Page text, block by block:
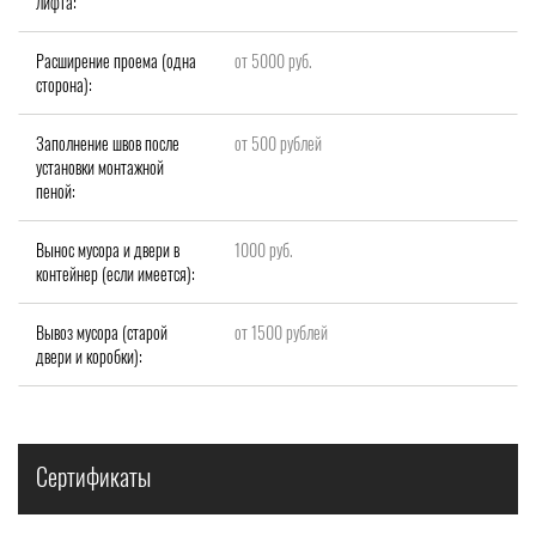
Расширение проема (одна
сторона):
от 5000 руб.
Заполнение швов после
установки монтажной
пеной:
от 500 рублей
Вынос мусора и двери в
контейнер (если имеется):
1000 руб.
Вывоз мусора (старой
двери и коробки):
от 1500 рублей
Сертификаты